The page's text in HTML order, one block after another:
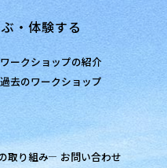
・体験する
ワークショップの紹介
過去のワークショップ
取り組み
お問い合わせ